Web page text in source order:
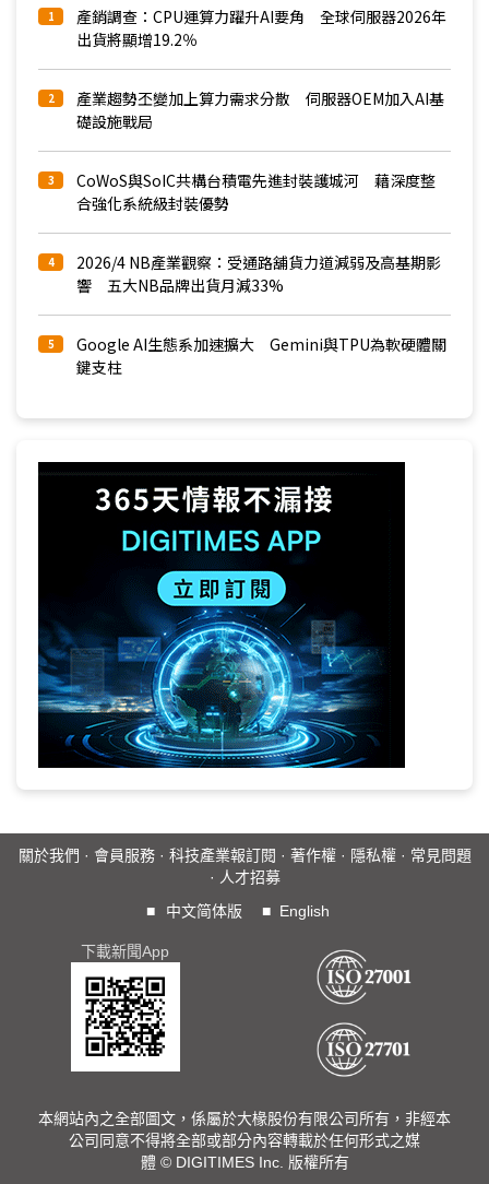
1
產銷調查：CPU運算力躍升AI要角 全球伺服器2026年
出貨將顯增19.2％
2
產業趨勢丕變加上算力需求分散 伺服器OEM加入AI基
礎設施戰局
3
CoWoS與SoIC共構台積電先進封裝護城河 藉深度整
合強化系統級封裝優勢
4
2026/4 NB產業觀察：受通路舖貨力道減弱及高基期影
響 五大NB品牌出貨月減33%
5
Google AI生態系加速擴大 Gemini與TPU為軟硬體關
鍵支柱
關於我們 · 會員服務· 科技產業報訂閱 · 著作權· 隱私權· 常見問題
· 人才招募
■
中文简体版 ■ English
下載新聞App
本網站內之全部圖文，係屬於大椽股份有限公司所有，非經本
公司同意不得將全部或部分內容轉載於任何形式之媒
體 © DIGITIMES Inc. 版權所有